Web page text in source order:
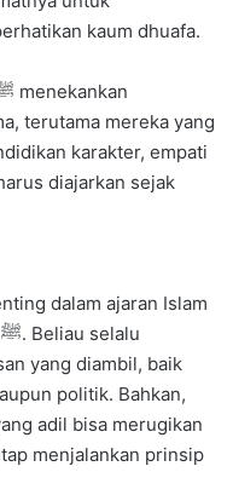
kaum dhuafa.
terutama mereka yang
karakter, empati
diajarkan sejak
dalam ajaran Islam
yang diambil, baik
politik. Bahkan,
adil bisa merugikan
menjalankan prinsip